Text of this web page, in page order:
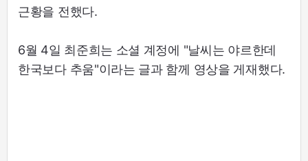
근황을 전했다.
6월 4일 최준희는 소셜 계정에 "날씨는 야르한데
한국보다 추움"이라는 글과 함께 영상을 게재했다.